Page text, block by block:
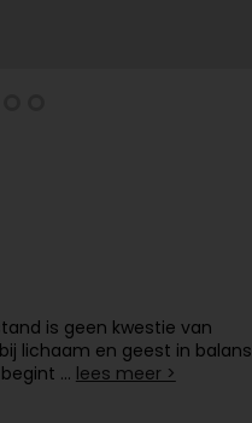
is geen kwestie van
lichaam en geest in balans
… lees meer >